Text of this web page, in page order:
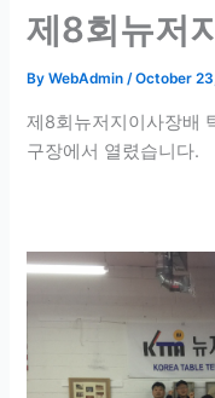
제8회뉴저
ByWebAdmin/October
제8회뉴저지이사장배
구장에서 열렸습니다.